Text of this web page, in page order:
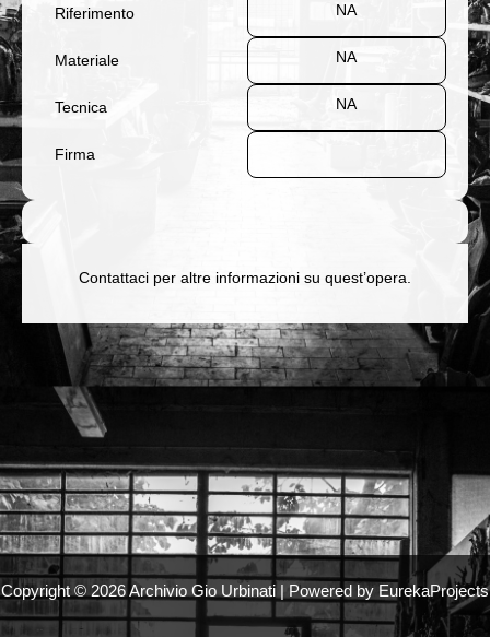
Riferimento NA
Materiale NA
Tecnica NA
Firma
Contattaci per altre informazioni su quest’opera.
Copyright © 2026 Archivio Gio Urbinati | Powered by EurekaProjects